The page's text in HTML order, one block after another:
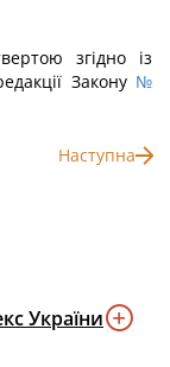
згідно із
Закону №
Наступна
України